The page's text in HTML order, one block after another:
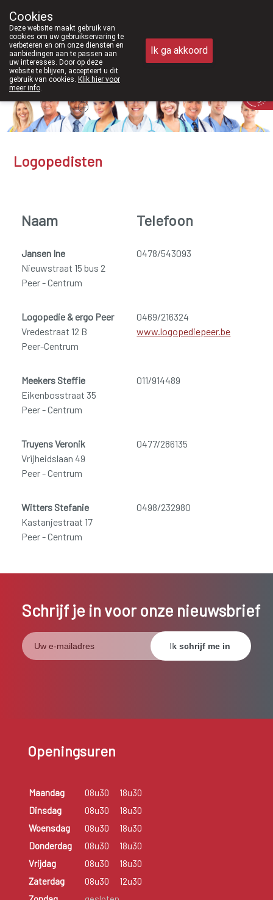
011/610300
Vandaag
Logopedisten
Naam Telefoon
Jansen Ine
Nieuwstraat 15 bus 2
Peer - Centrum
0478/543093
Logopedie & ergo Peer
Vredestraat 12 B
Peer-Centrum
0469/216324
www.logopediepeer.be
Meekers Steffie
Eikenbosstraat 35
Peer - Centrum
011/914489
Truyens Veronik
Vrijheidslaan 49
Peer - Centrum
0477/286135
Witters Stefanie
Kastanjestraat 17
Peer - Centrum
0498/232980
Schrijf je in voor onze nieuwsbrief
Openingsuren
Maandag 08u30
18u30
Dinsdag
08u30
18u30
Woensdag
08u30
18u30
Donderdag
08u30
18u30
Vrijdag
08u30
18u30
Zaterdag
08u30
12u30
Cookies
Deze website maakt gebruik van
cookies om uw gebruikservaring te
verbeteren en om onze diensten en
aanbiedingen aan te passen aan
uw interesses. Door op deze
website te blijven, accepteert u dit
gebruik van cookies. Klik hier voor
meer info.
Ik ga akkoord